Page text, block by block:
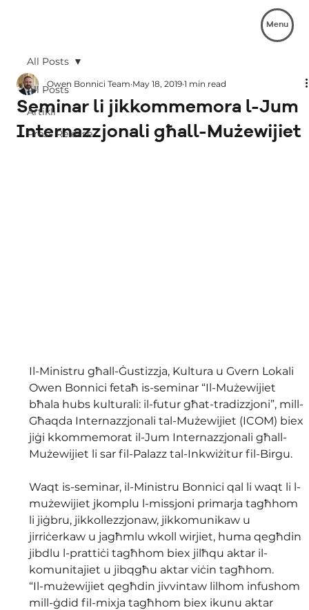
Menu
All Posts
Artikli
Press Release
All Posts
Seminar li jikkommemora l-Jum
Internazzjonali għall-Mużewijiet
Owen Bonnici Team May 18, 2019 1 min read
Il-Ministru għall-Ġustizzja, Kultura u Gvern Lokali
Owen Bonnici fetaħ is-seminar “Il-Mużewijiet
bħala hubs kulturali: il-futur għat-tradizzjoni”, mill-
Għaqda Internazzjonali tal-Mużewijiet (ICOM) biex
jiġi kkommemorat il-Jum Internazzjonali għall-
Mużewijiet li sar fil-Palazz tal-Inkwiżitur fil-Birgu.
Waqt is-seminar, il-Ministru Bonnici qal li waqt li l-
mużewijiet jkomplu l-missjoni primarja tagħhom
li jiġbru, jikkollezzjonaw, jikkomunikaw u
jirriċerkaw u jagħmlu wkoll wirjiet, huma qegħdin
jibdlu l-prattiċi tagħhom biex jilħqu aktar il-
komunitajiet u jibqgħu aktar viċin tagħhom.
“Il-mużewijiet qegħdin jivvintaw lilhom infushom
mill-ġdid fil-mixja tagħhom biex ikunu aktar